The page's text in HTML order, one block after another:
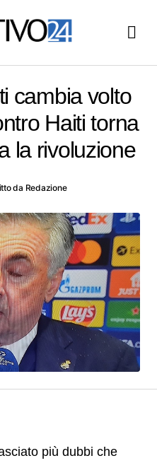
cambia volto
Haiti torna
la rivoluzione
da Redazione
più dubbi che